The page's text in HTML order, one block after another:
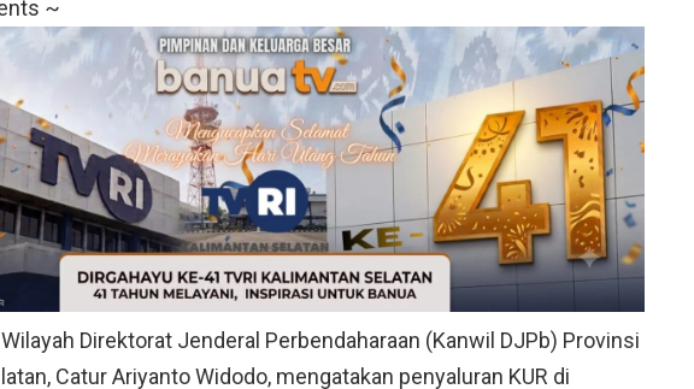
~
Direktorat Jenderal Perbendaharaan (Kanwil DJPb) Provinsi
Catur Ariyanto Widodo, mengatakan penyaluran KUR di